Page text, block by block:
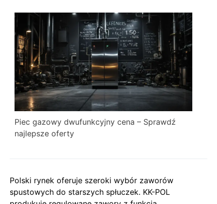
Piec gazowy dwufunkcyjny cena – Sprawdź
najlepsze oferty
Polski rynek oferuje szeroki wybór zaworów
spustowych do starszych spłuczek. KK-POL